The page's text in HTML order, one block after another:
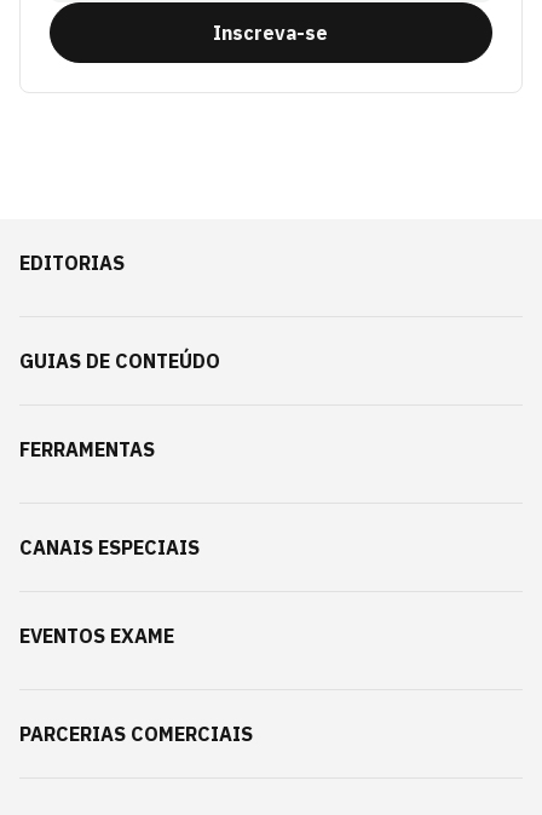
Inscreva-se
EDITORIAS
GUIAS DE CONTEÚDO
FERRAMENTAS
CANAIS ESPECIAIS
EVENTOS EXAME
PARCERIAS COMERCIAIS